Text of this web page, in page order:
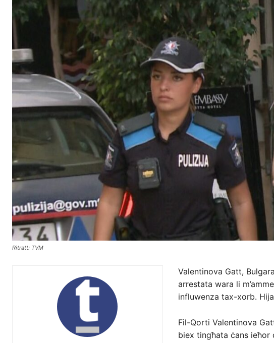
Ritratt: TVM
Valentinova Gatt,
arrestata wara li
influwenza tax-xorb.
Fil-Qorti Valentinova
biex tingħata ċans